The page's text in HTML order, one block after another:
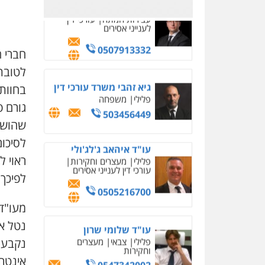
עו"ד שלי גורביץ – לוי
פשיעה
חמורה מעצרים וחקירות
משרד עורכי דין חן ברוך
פלילי דיני תעבורה מעצרים
0505078733
עו"ד קארין לגטיוי
פלילי פשיעה חמורה
מעצרים וחקירות
אבי אמר משרד עורכי דין
ראוי
נטל